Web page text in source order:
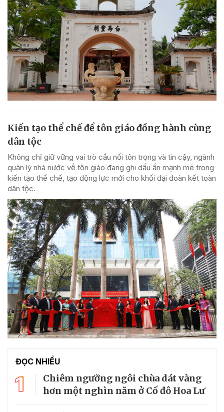
Kiến tạo thể chế để tôn giáo đồng hành cùng
dân tộc
Không chỉ giữ vững vai trò cầu nối tôn trọng và tin cậy, ngành
quản lý nhà nước về tôn giáo đang ghi dấu ấn mạnh mẽ trong
kiến tạo thể chế, tạo động lực mới cho khối đại đoàn kết toàn
dân tộc.
ĐỌC NHIỀU
1
Chiêm ngưỡng ngôi chùa dát vàng
hơn một nghìn năm ở Cố đô Hoa Lư